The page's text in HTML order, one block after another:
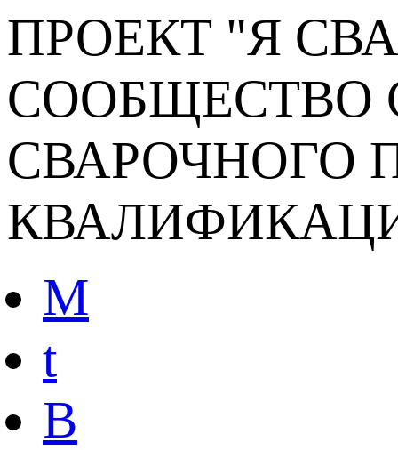
ПРОЕКТ "Я
СООБЩЕСТВО
СВАРОЧНОГО
M
t
B